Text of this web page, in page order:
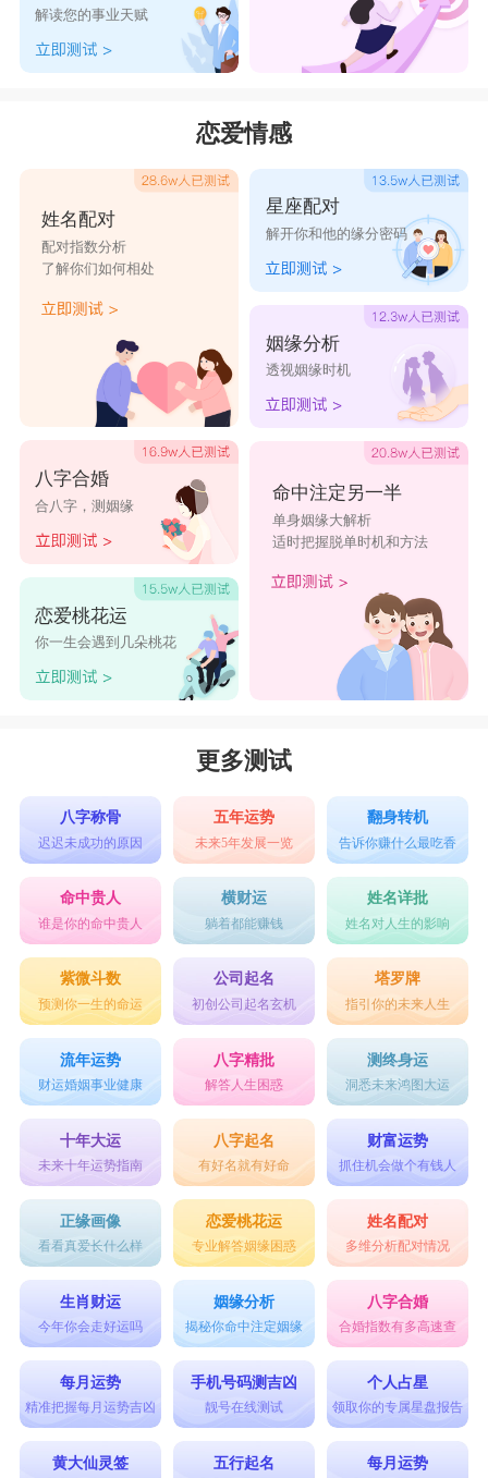
时间的流逝，会让属虎人变得越来越有钱，买房子
也可以选择居住在6楼，会让家运越来越稳定，小
属虎人的性格和脾气：
属虎人的性格坚强而勇敢。他们有着强烈的自
信和决心，敢于面对挑战和困难。虎是勇猛的象
征，属虎人也继承了这种勇气，他们不畏艰险，勇
往直前，敢于追求自己的目标和梦想。
属虎人具有独立和自主的个性。他们不喜欢被
束缚和限制，渴望自由和独立。虎是独行的动物，
属虎人也像虎一样，喜欢独立思考和行动，追求自
己的道路。
属虎人也有着火爆的脾气。虎是热血沸腾的象
征，属虎人内心激情澎湃，充满了能量和活力。当
他们遇到挫折或不公平的待遇时，往往会暴怒或愤
怒，表达出强烈的情绪。然而，这种火爆的脾气往
往很快就会平息，属虎人也能够迅速恢复冷静和理
智。
则，不屈不挠地追求公平和公正。同时，他们对自
己的朋友和家人非常忠诚，愿意为他们付出一切。
生肖虎忌讳的色彩：
灰色是生肖虎忌讳的色彩。因为灰色会让属虎
人在事业上遭到陷害，可能是朝夕相处的同事，也
有可能是自以为的好伙伴。一旦出现这种情况，会
让属虎人内心世界深受打击，整个人情绪也会变得
很消极，可谓是相当失落。要想完全的避免这种情
况，一定要尽量避开灰色，女性朋友不要穿灰色的
皮鞋，不要绑灰色的发带;男性朋友不要穿灰色的
西服，也不要选择灰色的领带。就算是穿灰色的衣
服，但也千万不能选择全身都是灰色的搭配，只有
尽量避开灰色，属虎人的运势才可能变得更好。
综上所述，知道了属虎人的终身吉祥色和属虎
人的终身幸运颜色以后，我们生活中就要多多运用
这些颜色。
解读您的事业天赋
恋爱情感
姓名配对
配对指数分析
了解你们如何相处
八字合婚
合八字，测姻缘
恋爱桃花运
你一生会遇到几朵桃花
星座配对
解开你和他的缘分密码
姻缘分析
透视姻缘时机
命中注定另一半
单身姻缘大解析
适时把握脱单时机和方法
更多测试
八字称骨
迟迟未成功的原因
五年运势
未来5年发展一览
翻身转机
告诉你赚什么最吃香
命中贵人
谁是你的命中贵人
横财运
躺着都能赚钱
姓名详批
姓名对人生的影响
紫微斗数
预测你一生的命运
公司起名
初创公司起名玄机
塔罗牌
指引你的未来人生
流年运势
财运婚姻事业健康
八字精批
解答人生困惑
测终身运
洞悉未来鸿图大运
十年大运
未来十年运势指南
八字起名
有好名就有好命
财富运势
抓住机会做个有钱人
正缘画像
看看真爱长什么样
恋爱桃花运
专业解答姻缘困惑
姓名配对
多维分析配对情况
生肖财运
今年你会走好运吗
姻缘分析
揭秘你命中注定姻缘
八字合婚
合婚指数有多高速查
每月运势
精准把握每月运势吉凶
手机号码测吉凶
靓号在线测试
个人占星
领取你的专属星盘报告
黄大仙灵签 五行起名 每月运势